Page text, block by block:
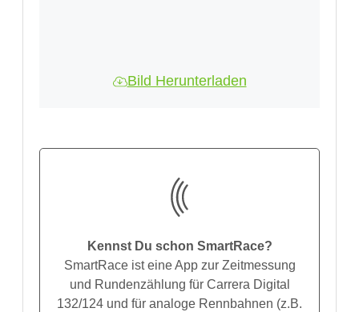
Bild Herunterladen
Kennst Du schon SmartRace?
SmartRace ist eine App zur Zeitmessung
und Rundenzählung für Carrera Digital
132/124 und für analoge Rennbahnen (z.B.